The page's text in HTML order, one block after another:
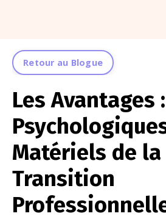
Retour au Blogue
Les Avantages :
Matériels de la
Transition